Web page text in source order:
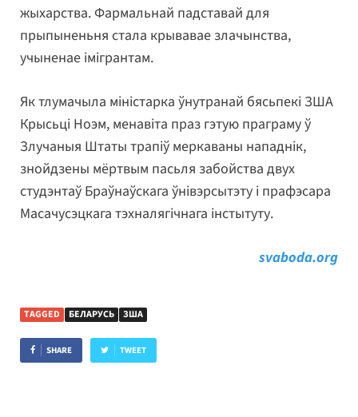
жыхарства. Фармальнай падставай для
прыпыненьня стала крывавае злачынства,
учыненае імігрантам.
Як тлумачыла міністарка ўнутранай бясьпекі ЗША
Крысьці Ноэм, менавіта праз гэтую праграму ў
Злучаныя Штаты трапіў меркаваны нападнік,
знойдзены мёртвым пасьля забойства двух
студэнтаў Браўнаўскага ўнівэрсытэту і прафэсара
Масачусэцкага тэхналягічнага інстытуту.
svaboda.org
TAGGED БЕЛАРУСЬ ЗША
SHARE TWEET